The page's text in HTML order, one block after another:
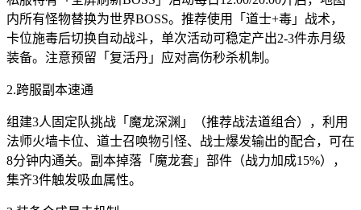
内所有怪物替换为世界BOSS。推荐使用「道士+毒」战术，
卡位施毒后切换自动战斗，单次活动可稳定产出2-3件赤月级
装备。注意预留「复活丹」应对高伤秒杀机制。
2.跨服副本速通
组建3人固定队挑战「魔龙深渊」（推荐战法道组合），利用
法师火墙卡位、道士召唤物引怪、战士爆发输出的配合，可在
8分钟内通关。副本掉落「魔龙套」部件（战力加成15%），
集齐3件触发吸血属性。